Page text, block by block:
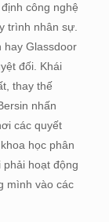
công nghệ
trình nhân sự.
hay Glassdoor
đối. Khái
thay thế
nhấn
các quyết
học phân
hoạt động
mình vào các